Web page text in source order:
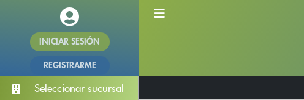
INICIAR SESIÓN
REGISTRARME
Seleccionar sucursal